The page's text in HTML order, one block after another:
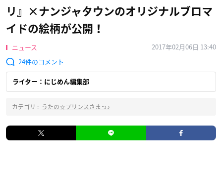
リ』×ナンジャタウンのオリジナルブロマ
イドの絵柄が公開！
ニュース
2017年02月06日 13:40
24
ライター：にじめん編集部
カテゴリ : うたの☆プリンスさまっ♪